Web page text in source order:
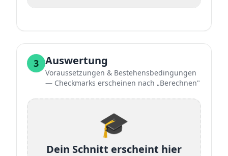
3 Auswertung
Voraussetzungen & Bestehensbedingungen
— Checkmarks erscheinen nach „Berechnen"
🎓
Dein Schnitt erscheint hier